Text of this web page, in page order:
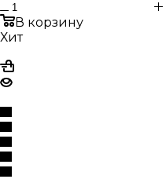
В корзину
Хит